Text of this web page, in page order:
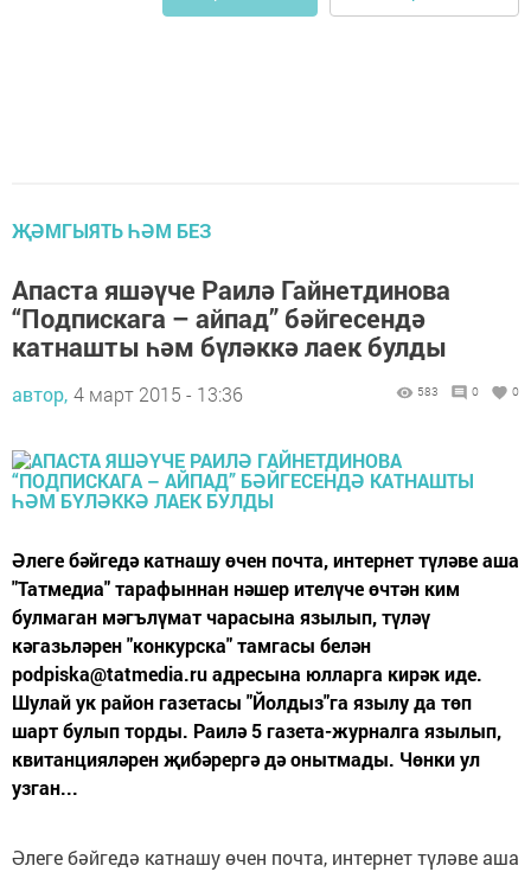
ҖӘМГЫЯТЬ ҺӘМ БЕЗ
Апаста яшәүче Раилә Гайнетдинова
“Подпискага – айпад” бәйгесендә
катнашты һәм бүләккә лаек булды
автор, 4 март 2015 - 13:36 583 0 0
Әлеге бәйгедә катнашу өчен почта, интернет түләве аша
"Татмедиа" тарафыннан нәшер ителүче өчтән ким
булмаган мәгълүмат чарасына язылып, түләү
кәгазьләрен "конкурска" тамгасы белән
podpiska@tatmedia.ru адресына юлларга кирәк иде.
Шулай ук район газетасы "Йолдыз"га язылу да төп
шарт булып торды. Раилә 5 газета-журналга язылып,
квитанцияләрен җибәрергә дә онытмады. Чөнки ул
узган...
Әлеге бәйгедә катнашу өчен почта, интернет түләве аша